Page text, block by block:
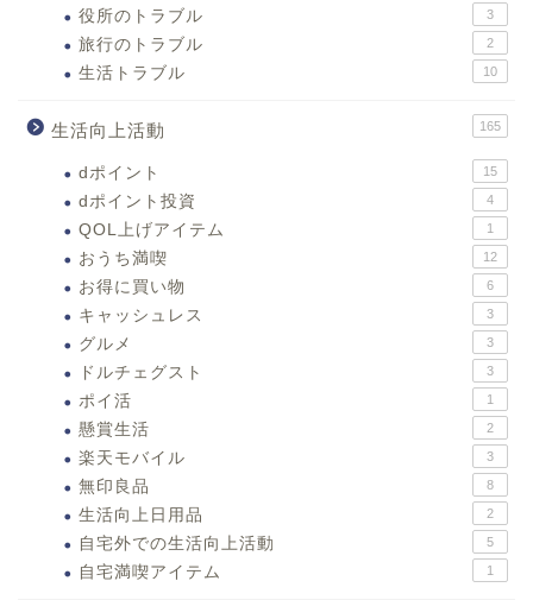
役所のトラブル 3
旅行のトラブル 2
生活トラブル 10
生活向上活動 165
dポイント 15
dポイント投資 4
QOL上げアイテム 1
おうち満喫 12
お得に買い物 6
キャッシュレス 3
グルメ 3
ドルチェグスト 3
ポイ活 1
懸賞生活 2
楽天モバイル 3
無印良品 8
生活向上日用品 2
自宅外での生活向上活動 5
自宅満喫アイテム 1